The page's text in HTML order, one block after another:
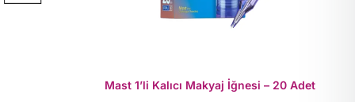
Mast 1’li Kalıcı Makyaj İğnesi – 20 Adet